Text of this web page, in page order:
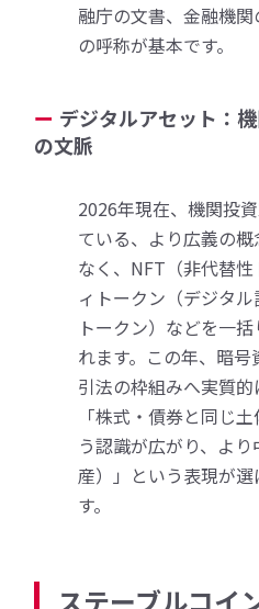
融庁の文書、金融機
の呼称が基本です。
デジタルアセット：
の文脈
2026年現在、機関投
ている、より広義の
なく、NFT（非代替
ィトークン（デジタ
トークン）などを一
れます。この年、暗
引法の枠組みへ実質的
「株式・債券と同じ
う認識が広がり、よ
産）」という表現が
す。
ステーブルコイ